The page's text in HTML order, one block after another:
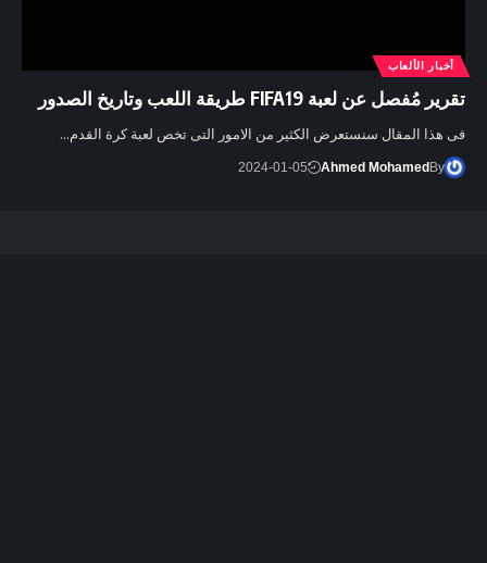
أخبار الألعاب
تقرير مُفصل عن لعبة FIFA19 طريقة اللعب وتاريخ الصدور
فى هذا المقال سنستعرض الكثير من الامور التى تخص لعبة كرة القدم…
By
Ahmed Mohamed
2024-01-05